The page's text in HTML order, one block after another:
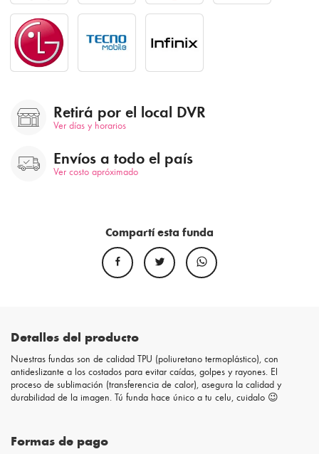
Retirá por el local DVR
Ver días y horarios
Envíos a todo el país
Ver costo apróximado
Compartí esta funda
Detalles del producto
Nuestras fundas son de calidad TPU (poliuretano termoplástico), con
antideslizante a los costados para evitar caídas, golpes y rayones. El
proceso de sublimación (transferencia de calor), asegura la calidad y
durabilidad de la imagen. Tú funda hace único a tu celu, cuidalo 😉
Formas de pago